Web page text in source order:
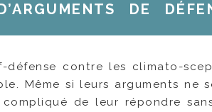
DE
défense contre les climato-
Même si leurs arguments ne
compliqué de leur répondre